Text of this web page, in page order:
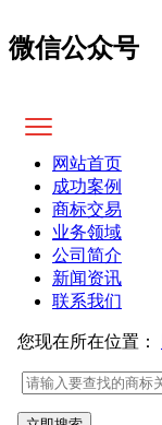
微信公众号
网站首页
成功案例
商标交易
业务领域
公司简介
新闻资讯
联系我们
您现在所在位置：